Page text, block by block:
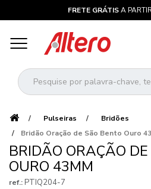
FRETE GRÁTISA
Pulseiras
Bridões
Bridão Oração de São Bento Ouro
BRIDÃO ORAÇÃO
OURO 43MM
ref.: PTIQ204-7